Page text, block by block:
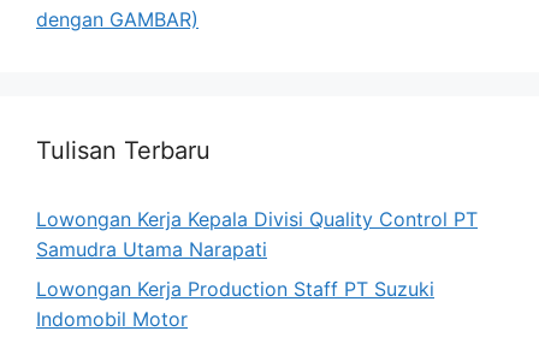
dengan GAMBAR)
Tulisan Terbaru
Lowongan Kerja Kepala Divisi Quality Control PT
Samudra Utama Narapati
Lowongan Kerja Production Staff PT Suzuki
Indomobil Motor